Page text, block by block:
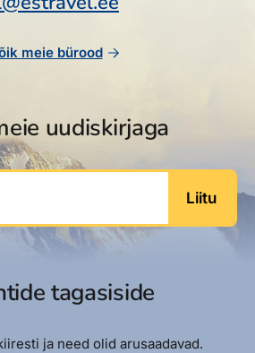
pood
teenus
meie bürood
uudiskirjaga
Liitu
tagasiside
ja need olid arusaadavad.